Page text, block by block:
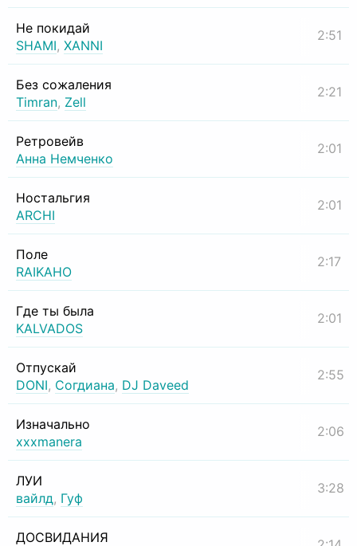
Не покидай
SHAMI, XANNI
2:51
Без сожаления
Timran, Zell
2:21
Ретровейв
Анна Немченко
2:01
Ностальгия
ARCHI
2:01
Поле
RAIKAHO
2:17
Где ты была
KALVADOS
2:01
Отпускай
DONI, Согдиана, DJ Daveed
2:55
Изначально
xxxmanera
2:06
ЛУИ
вайлд, Гуф
3:28
ДОСВИДАНИЯ